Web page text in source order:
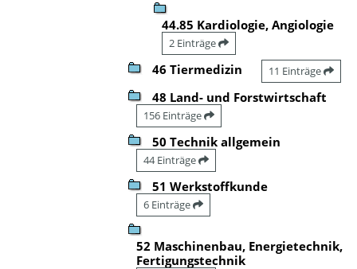
44.85 Kardiologie, Angiologie
2 Einträge
46 Tiermedizin 11 Einträge
48 Land- und Forstwirtschaft
156 Einträge
50 Technik allgemein
44 Einträge
51 Werkstoffkunde
6 Einträge
52 Maschinenbau, Energietechnik,
Fertigungstechnik